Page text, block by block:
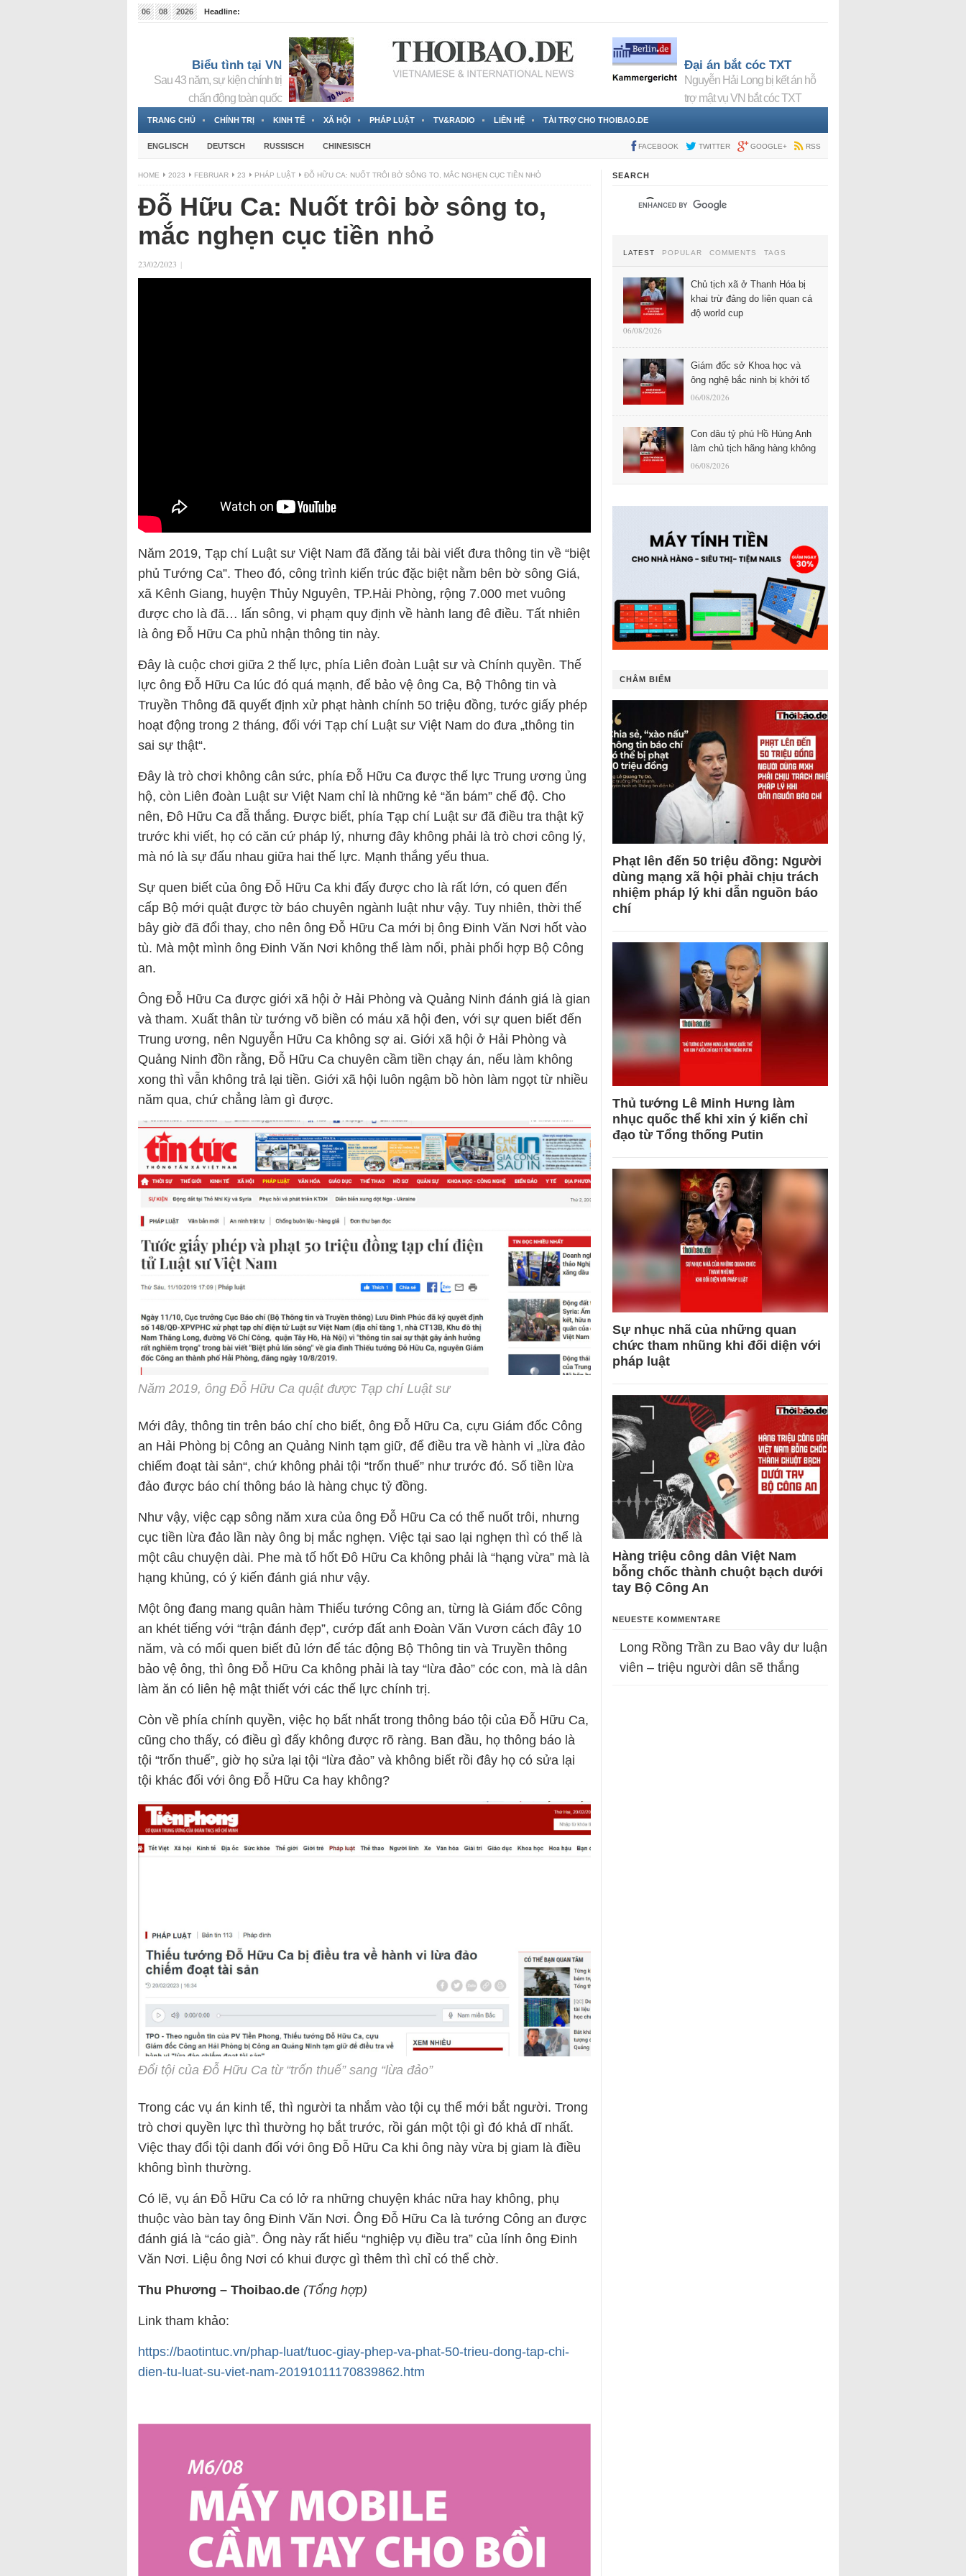
06 08 2026
Headline:
Biểu tình tại VN
Sau 43 năm, sự kiện chính trị
chấn động toàn quốc
Đại án bắt cóc TXT
Nguyễn Hải Long bị kết án hỗ
trợ mật vụ VN bắt cóc TXT
TRANG CHỦ CHÍNH TRỊ KINH TẾ XÃ HỘI PHÁP LUẬT TV&RADIO LIÊN HỆ TÀI TRỢ CHO THOIBAO.DE
ENGLISCH DEUTSCH RUSSISCH CHINESISCH FACEBOOK TWITTER GOOGLE+ RSS
HOME 2023 FEBRUAR 23 PHÁP LUẬT ĐỖ HỮU CA: NUỐT TRÔI BỜ SÔNG TO, MẮC NGHẸN CỤC TIỀN NHỎ
Đỗ Hữu Ca: Nuốt trôi bờ sông to,
mắc nghẹn cục tiền nhỏ
23/02/2023 |
Năm 2019, Tạp chí Luật sư Việt Nam đã đăng tải bài viết đưa thông tin về “biệt
phủ Tướng Ca”. Theo đó, công trình kiến trúc đặc biệt nằm bên bờ sông Giá,
xã Kênh Giang, huyện Thủy Nguyên, TP.Hải Phòng, rộng 7.000 met vuông
được cho là đã… lấn sông, vi phạm quy định về hành lang đê điều. Tất nhiên
là ông Đỗ Hữu Ca phủ nhận thông tin này.
Đây là cuộc chơi giữa 2 thế lực, phía Liên đoàn Luật sư và Chính quyền. Thế
lực ông Đỗ Hữu Ca lúc đó quá mạnh, để bảo vệ ông Ca, Bộ Thông tin và
Truyền Thông đã quyết định xử phạt hành chính 50 triệu đồng, tước giấy phép
hoạt động trong 2 tháng, đối với Tạp chí Luật sư Việt Nam do đưa „thông tin
sai sự thật“.
Đây là trò chơi không cân sức, phía Đỗ Hữu Ca được thế lực Trung ương ủng
hộ, còn Liên đoàn Luật sư Việt Nam chỉ là những kẻ “ăn bám” chế độ. Cho
nên, Đô Hữu Ca đẵ thắng. Được biết, phía Tạp chí Luật sư đã điều tra thật kỹ
trước khi viết, họ có căn cứ pháp lý, nhưng đây không phải là trò chơi công lý,
mà nó là sự đấu nhau giữa hai thế lực. Mạnh thắng yếu thua.
Sự quen biết của ông Đỗ Hữu Ca khi đấy được cho là rất lớn, có quen đến
cấp Bộ mới quật được tờ báo chuyên ngành luật như vậy. Tuy nhiên, thời thế
bây giờ đã đổi thay, cho nên ông Đỗ Hữu Ca mới bị ông Đinh Văn Nơi hốt vào
tù. Mà một mình ông Đinh Văn Nơi không thể làm nổi, phải phối hợp Bộ Công
an.
Ông Đỗ Hữu Ca được giới xã hội ở Hải Phòng và Quảng Ninh đánh giá là gian
và tham. Xuất thân từ tướng võ biền có máu xã hội đen, với sự quen biết đến
Trung ương, nên Nguyễn Hữu Ca không sợ ai. Giới xã hội ở Hải Phòng và
Quảng Ninh đồn rằng, Đỗ Hữu Ca chuyên cầm tiền chạy án, nếu làm không
xong thì vẫn không trả lại tiền. Giới xã hội luôn ngậm bồ hòn làm ngọt từ nhiều
năm qua, chứ chẳng làm gì được.
Năm 2019, ông Đỗ Hữu Ca quật được Tạp chí Luật sư
Mới đây, thông tin trên báo chí cho biết, ông Đỗ Hữu Ca, cựu Giám đốc Công
an Hải Phòng bị Công an Quảng Ninh tạm giữ, để điều tra về hành vi „lừa đảo
chiếm đoạt tài sản“, chứ không phải tội “trốn thuế” như trước đó. Số tiền lừa
đảo được báo chí thông báo là hàng chục tỷ đồng.
Như vậy, việc cạp sông năm xưa của ông Đỗ Hữu Ca có thể nuốt trôi, nhưng
cục tiền lừa đảo lần này ông bị mắc nghẹn. Việc tại sao lại nghẹn thì có thể là
một câu chuyện dài. Phe mà tố hốt Đô Hữu Ca không phải là “hạng vừa” mà là
hạng khủng, có ý kiến đánh giá như vậy.
Một ông đang mang quân hàm Thiếu tướng Công an, từng là Giám đốc Công
an khét tiếng với “trận đánh đẹp”, cướp đất anh Đoàn Văn Vươn cách đây 10
năm, và có mối quen biết đủ lớn để tác động Bộ Thông tin và Truyền thông
bảo vệ ông, thì ông Đỗ Hữu Ca không phải là tay “lừa đảo” cóc con, mà là dân
làm ăn có liên hệ mật thiết với các thế lực chính trị.
Còn về phía chính quyền, việc họ bất nhất trong thông báo tội của Đỗ Hữu Ca,
cũng cho thấy, có điều gì đấy không được rõ ràng. Ban đầu, họ thông báo là
tội “trốn thuế”, giờ họ sửa lại tội “lừa đảo” và không biết rồi đây họ có sửa lại
tội khác đối với ông Đỗ Hữu Ca hay không?
Đổi tội của Đỗ Hữu Ca từ “trốn thuế” sang “lừa đảo”
Trong các vụ án kinh tế, thì người ta nhắm vào tội cụ thể mới bắt người. Trong
trò chơi quyền lực thì thường họ bắt trước, rồi gán một tội gì đó khả dĩ nhất.
Việc thay đổi tội danh đối với ông Đỗ Hữu Ca khi ông này vừa bị giam là điều
không bình thường.
Có lẽ, vụ án Đỗ Hữu Ca có lở ra những chuyện khác nữa hay không, phụ
thuộc vào bàn tay ông Đinh Văn Nơi. Ông Đỗ Hữu Ca là tướng Công an được
đánh giá là “cáo già”. Ông này rất hiểu “nghiệp vụ điều tra” của lính ông Đinh
Văn Nơi. Liệu ông Nơi có khui được gì thêm thì chỉ có thể chờ.
Thu Phương – Thoibao.de (Tổng hợp)
Link tham khảo:
https://baotintuc.vn/phap-luat/tuoc-giay-phep-va-phat-50-trieu-dong-tap-chi-
dien-tu-luat-su-viet-nam-20191011170839862.htm
SEARCH
LATEST POPULAR COMMENTS TAGS
Chủ tịch xã ở Thanh Hóa bị
khai trừ đảng do liên quan cá
độ world cup
06/08/2026
Giám đốc sở Khoa học và
ông nghệ bắc ninh bị khởi tố
06/08/2026
Con dâu tỷ phú Hồ Hùng Anh
làm chủ tịch hãng hàng không
06/08/2026
CHÂM BIẾM
Phạt lên đến 50 triệu đồng: Người
dùng mạng xã hội phải chịu trách
nhiệm pháp lý khi dẫn nguồn báo
chí
Thủ tướng Lê Minh Hưng làm
nhục quốc thể khi xin ý kiến chỉ
đạo từ Tổng thống Putin
Sự nhục nhã của những quan
chức tham nhũng khi đối diện với
pháp luật
Hàng triệu công dân Việt Nam
bỗng chốc thành chuột bạch dưới
tay Bộ Công An
NEUESTE KOMMENTARE
Long Rồng Trần zu Bao vây dư luận
viên – triệu người dân sẽ thắng